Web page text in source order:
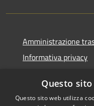
Amministrazione
Informativa privacy
Dichiarazione di
Questo
Questo sito web utilizza